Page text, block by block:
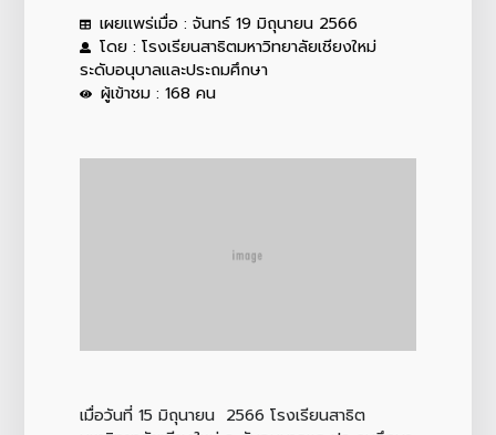
เผยแพร่เมื่อ : จันทร์ 19 มิถุนายน 2566
โดย : โรงเรียนสาธิตมหาวิทยาลัยเชียงใหม่
ระดับอนุบาลและประถมศึกษา
ผู้เข้าชม : 168 คน
เมื่อวันที่ 15 มิถุนายน 2566 โรงเรียนสาธิต